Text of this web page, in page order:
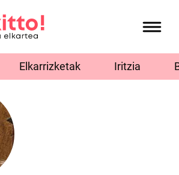
Elkarrizketak Iritzia